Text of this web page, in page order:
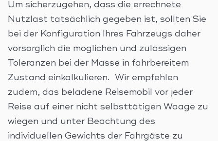
Um sicherzugehen, dass die errechnete
Nutzlast tatsächlich gegeben ist, sollten Sie
bei der Konfiguration Ihres Fahrzeugs daher
vorsorglich die möglichen und zulässigen
Toleranzen bei der Masse in fahrbereitem
Zustand einkalkulieren. Wir empfehlen
zudem, das beladene Reisemobil vor jeder
Reise auf einer nicht selbsttätigen Waage zu
wiegen und unter Beachtung des
individuellen Gewichts der Fahrgäste zu